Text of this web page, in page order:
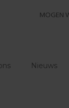
MOGEN
Nieuws